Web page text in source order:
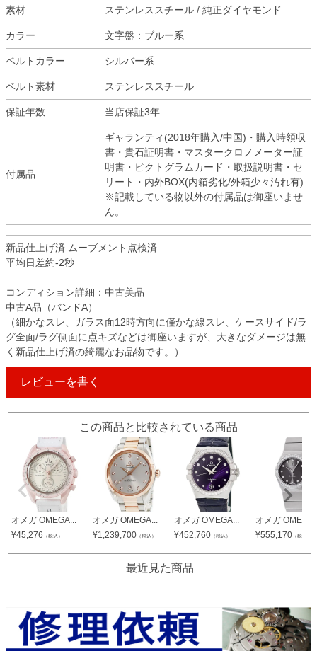
素材 ステンレススチール / 純正ダイヤモンド
カラー 文字盤：ブルー系
ベルトカラー シルバー系
ベルト素材 ステンレススチール
保証年数 当店保証3年
付属品
ギャランティ(2018年購入/中国)・購入時領収
書・貴石証明書・マスタークロノメーター証
明書・ピクトグラムカード・取扱説明書・セ
リート・内外BOX(内箱劣化/外箱少々汚れ有)
※記載している物以外の付属品は御座いませ
ん。
新品仕上げ済 ムーブメント点検済
平均日差約-2秒
コンディション詳細：中古美品
中古A品（バンドA）
（細かなスレ、ガラス面12時方向に僅かな線スレ、ケースサイド/ラ
グ全面/ラグ側面に点キズなどは御座いますが、大きなダメージは無
く新品仕上げ済の綺麗なお品物です。）
レビューを書く
この商品と比較されている商品
オメガ OMEGA...
¥45,276 （税込）
オメガ OMEGA...
¥1,239,700 （税込）
オメガ OMEGA...
¥452,760 （税込）
オメガ
¥555,170 （税込）
最近見た商品